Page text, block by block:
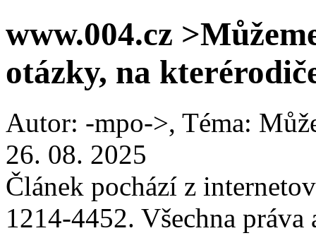
www.004.cz
otázky, na
Autor: -mpo->, Téma:
26. 08. 2025
Článek pochází z
1214-4452. Všechna práva